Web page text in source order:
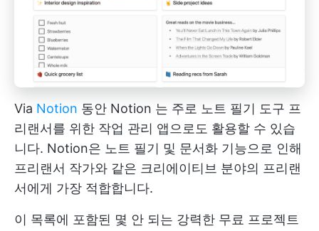
Via Notion 동안 Notion 는 주로 노트 필기 도구 프
리랜서를 위한 작업 관리 앱으로도 활용할 수 있습
니다. Notion은 노트 필기 및 문서화 기능으로 인해
프리랜서 작가와 같은 크리에이티브 분야의 프리랜
서에게 가장 적합합니다.
이 목록에 포함된 몇 안 되는 강력한 무료 프로젝트